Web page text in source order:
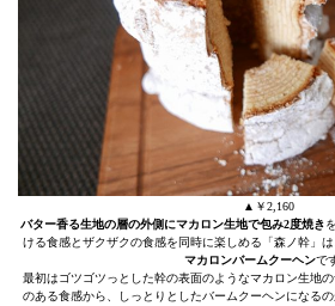
▲￥2,160
バター香る生地の層の外側にマカロン生地で包み2度焼き
ける食感とザクザクの食感を同時に楽しめる「森ノ幹」は
マカロンバームクーヘンで
最初はゴツゴツっとした幹の表面のようなマカロン生地
のある食感から、しっとりとしたバームクーヘンになる